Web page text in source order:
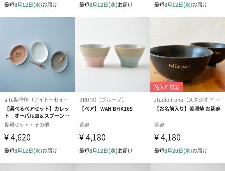
す。
セット商品をご購入時に短冊のしオプションを選択された場合、
結婚祝い（結婚御祝）
（110円）
出産祝い（御出産祝）
（110円）
い用)（寿）（